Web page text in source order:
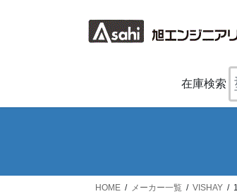
ス
ン
在庫検索
HOME メーカー一覧 VISHAY